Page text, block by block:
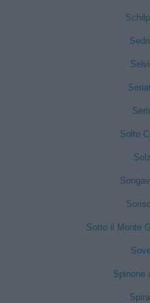
Solto
Sotto il Monte
Spinone